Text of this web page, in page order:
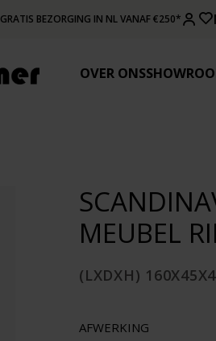
GRATIS BEZORGING IN NL VANAF €250*
OVER ONS
MEUBEL
(LXDXH)
AFWERKING